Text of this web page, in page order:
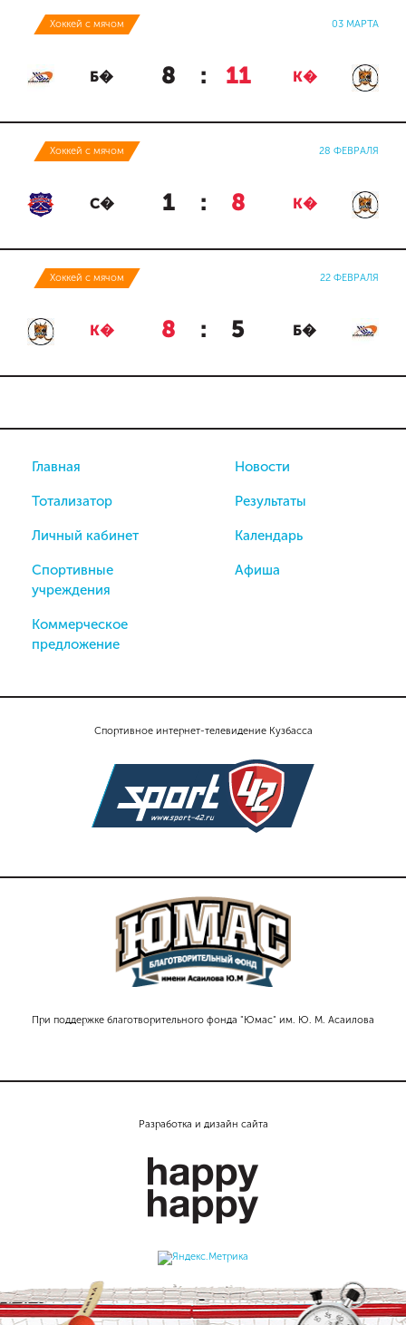
Хоккей с мячом 03 МАРТА
Б� 8 : 11 К�
Хоккей с мячом 28 ФЕВРАЛЯ
С� 1 : 8 К�
Хоккей с мячом 22 ФЕВРАЛЯ
К� 8 : 5 Б�
Спортивное интернет-телевидение Кузбасса
При поддержке благотворительного фонда "Юмас" им. Ю. М. Асаилова
Главная
Тотализатор
Личный кабинет
Спортивные
учреждения
Коммерческое
предложение
Новости
Результаты
Календарь
Афиша
Разработка и дизайн сайта